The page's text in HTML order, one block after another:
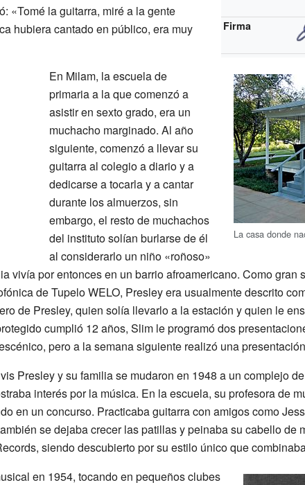
Firma
La casa donde
«Tomé la guitarra, miré a la gente
hubiera cantado en público, era muy
En Milam, la escuela de
primaria a la que comenzó a
asistir en sexto grado, era un
muchacho marginado. Al año
siguiente, comenzó a llevar su
guitarra al colegio a diario y a
dedicarse a tocarla y a cantar
durante los almuerzos, sin
embargo, el resto de muchachos
del instituto solían burlarse de él
al considerarlo un niño «roñoso»
vivía por entonces en un barrio afroamericano. Como gran
de Tupelo WELO, Presley era usualmente descrito
de Presley, quien solía llevarlo a la estación y quien le
cumplió 12 años, Slim le programó dos
pero a la semana siguiente realizó una
Presley y su familia se mudaron en 1948 a un complejo
interés por la música. En la escuela, su profesora de
en un concurso. Practicaba guitarra con amigos como
se dejaba crecer las patillas y peinaba su cabello de
siendo descubierto por su estilo único que
en 1954, tocando en pequeños clubes